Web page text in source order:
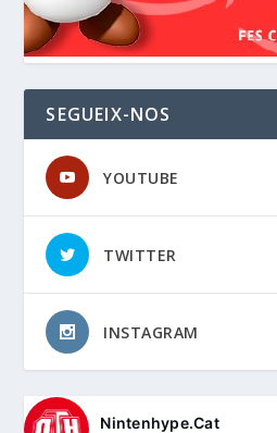
SEGUEIX-NOS
YOUTUBE
TWITTER
INSTAGRAM
Nintenhype.Cat